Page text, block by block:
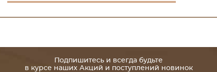
Подпишитесь и всегда будьте
в курсе наших Акций и поступлений новинок